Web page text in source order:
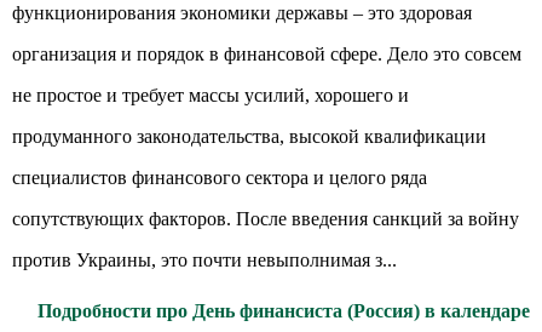
функционирования экономики державы – это здоровая
организация и порядок в финансовой сфере. Дело это совсем
не простое и требует массы усилий, хорошего и
продуманного законодательства, высокой квалификации
специалистов финансового сектора и целого ряда
сопутствующих факторов. После введения санкций за войну
против Украины, это почти невыполнимая з...
Подробности про День финансиста (Россия) в календаре